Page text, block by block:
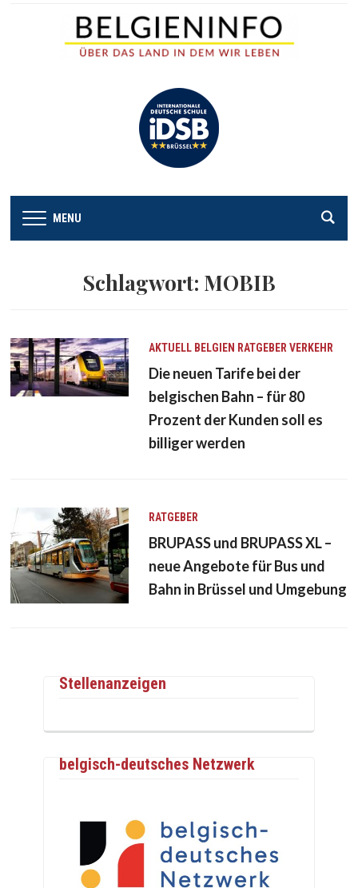
MENU
Schlagwort: MOBIB
AKTUELL BELGIEN RATGEBER VERKEHR
Die neuen Tarife bei der
belgischen Bahn – für 80
Prozent der Kunden soll es
billiger werden
RATGEBER
BRUPASS und BRUPASS XL –
neue Angebote für Bus und
Bahn in Brüssel und Umgebung
Stellenanzeigen
belgisch-deutsches Netzwerk